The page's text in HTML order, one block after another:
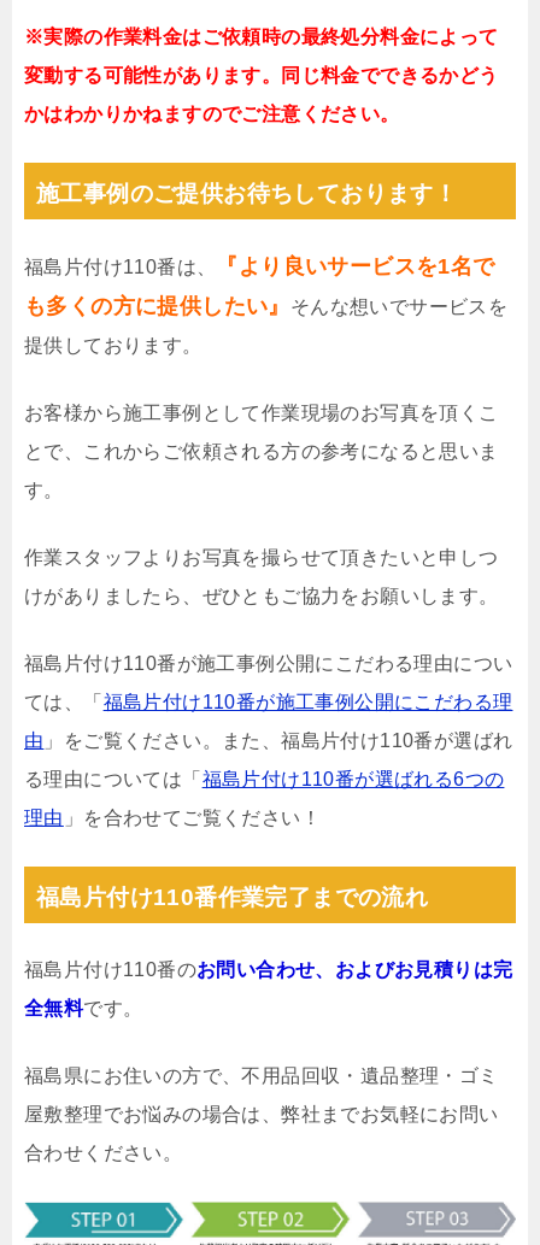
※実際の作業料金はご依頼時の最終処分料金によって
変動する可能性があります。同じ料金でできるかどう
かはわかりかねますのでご注意ください。
施工事例のご提供お待ちしております！
福島片付け110番は、
『より良いサービスを1名で
も多くの方に提供したい』
そんな想いでサービスを
提供しております。
お客様から施工事例として作業現場のお写真を頂くこ
とで、これからご依頼される方の参考になると思いま
す。
作業スタッフよりお写真を撮らせて頂きたいと申しつ
けがありましたら、ぜひともご協力をお願いします。
福島片付け110番が施工事例公開にこだわる理由につい
ては、「 福島片付け110番が施工事例公開にこだわる理
由 」をご覧ください。また、福島片付け110番が選ばれ
る理由については「 福島片付け110番が選ばれる6つの
理由 」を合わせてご覧ください！
福島片付け110番作業完了までの流れ
福島片付け110番のお問い合わせ、およびお見積りは完
全無料です。
福島県にお住いの方で、不用品回収・遺品整理・ゴミ
屋敷整理でお悩みの場合は、弊社までお気軽にお問い
合わせください。